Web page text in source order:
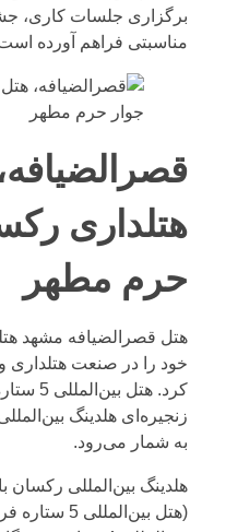
برگزاری جلسات کاری،
مناسبتی فراهم آورده
هتلداری
حرم مطهر
هتل قصرالضیافه مشهد
کرد.
زنجیره‌ای هلدینگ
به شمار می‌رود.
هلدینگ بین‌المللی رکسان
(هتل بین‌المللی 5 ستاره فرودگاهی رکسان